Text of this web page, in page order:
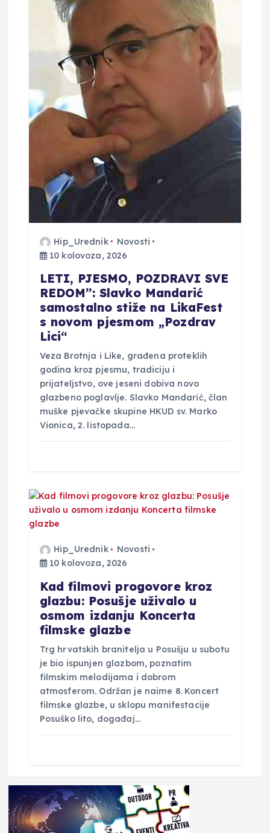
a
v
Hip_Urednik
Novosti
10 kolovoza, 2026
LETI, PJESMO, POZDRAVI SVE
REDOM”: Slavko Mandarić
samostalno stiže na LikaFest
s novom pjesmom „Pozdrav
Lici“
Veza Brotnja i Like, građena proteklih
godina kroz pjesmu, tradiciju i
prijateljstvo, ove jeseni dobiva novo
glazbeno poglavlje. Slavko Mandarić, član
muške pjevačke skupine HKUD sv. Marko
Vionica, 2. listopada…
Hip_Urednik
Novosti
10 kolovoza, 2026
Kad filmovi progovore kroz
glazbu: Posušje uživalo u
osmom izdanju Koncerta
filmske glazbe
Trg hrvatskih branitelja u Posušju u subotu
je bio ispunjen glazbom, poznatim
filmskim melodijama i dobrom
atmosferom. Održan je naime 8. Koncert
filmske glazbe, u sklopu manifestacije
Posuško lito, događaj…